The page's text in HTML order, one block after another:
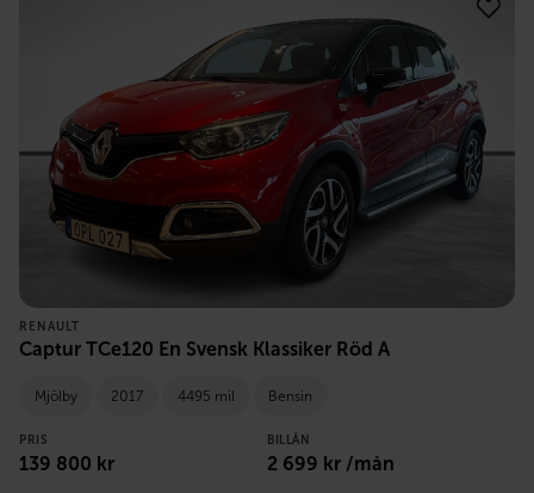
RENAULT
Captur TCe120 En Svensk Klassiker Röd A
Mjölby 2017 4495 mil Bensin
PRIS
139 800 kr
BILLÅN
2 699 kr /mån